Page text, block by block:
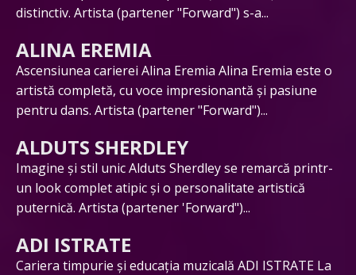
distinctiv. Artista (partener "Forward") s-a...
ALINA EREMIA
Ascensiunea carierei Alina Eremia Alina Eremia este o
artistă completă, cu voce impresionantă și pasiune
pentru dans. Artista (partener "Forward")...
ALDUTS SHERDLEY
Imagine și stil unic Alduts Sherdley se remarcă printr-
un look complet atipic și o personalitate artistică
puternică. Artista (partener 'Forward")...
ADI ISTRATE
Cariera timpurie și educația muzicală ADI ISTRATE La